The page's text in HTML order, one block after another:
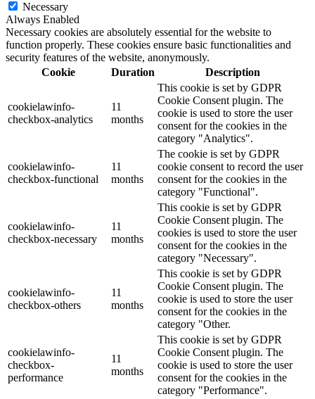
Necessary
Always Enabled
Necessary cookies are absolutely essential for the website to
function properly. These cookies ensure basic functionalities and
security features of the website, anonymously.
Cookie
Duration Description
cookielawinfo-
checkbox-analytics
11
months
This cookie is set by GDPR
Cookie Consent plugin. The
cookie is used to store the user
consent for the cookies in the
category "Analytics".
cookielawinfo-
checkbox-functional
11
months
The cookie is set by GDPR
cookie consent to record the user
consent for the cookies in the
category "Functional".
cookielawinfo-
checkbox-necessary
11
months
This cookie is set by GDPR
Cookie Consent plugin. The
cookies is used to store the user
consent for the cookies in the
category "Necessary".
cookielawinfo-
checkbox-others
11
months
This cookie is set by GDPR
Cookie Consent plugin. The
cookie is used to store the user
consent for the cookies in the
category "Other.
cookielawinfo-
checkbox-
performance
11
months
This cookie is set by GDPR
Cookie Consent plugin. The
cookie is used to store the user
consent for the cookies in the
category "Performance".